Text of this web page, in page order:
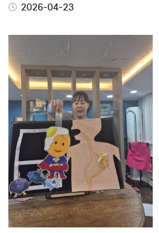
2026-04-23